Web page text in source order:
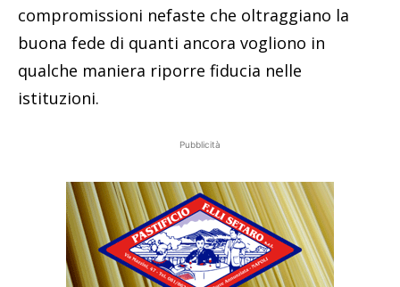
compromissioni nefaste che oltraggiano la
buona fede di quanti ancora vogliono in
qualche maniera riporre fiducia nelle
istituzioni.
Pubblicità